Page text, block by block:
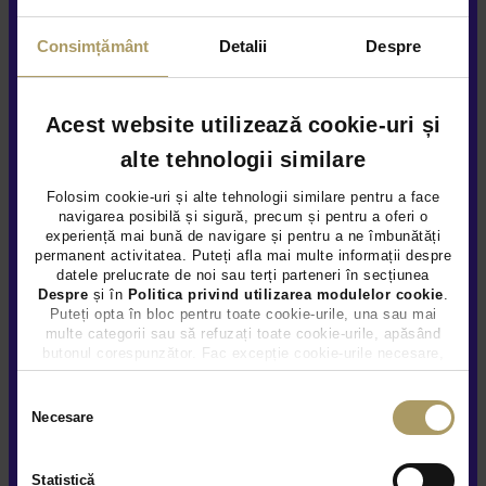
Consimțământ Detalii Despre
Acest website utilizează cookie-uri și
alte tehnologii similare
Folosim cookie-uri și alte tehnologii similare pentru a face
navigarea posibilă și sigură, precum și pentru a oferi o
experiență mai bună de navigare și pentru a ne îmbunătăți
permanent activitatea. Puteți afla mai multe informații despre
datele prelucrate de noi sau terți parteneri în secțiunea
Despre și în Politica privind utilizarea modulelor cookie.
Puteți opta în bloc pentru toate cookie-urile, una sau mai
multe categorii sau să refuzați toate cookie-urile, apăsând
butonul corespunzător. Fac excepție cookie-urile necesare,
care sunt activate automat, conform legislației în vigoare.
Necesare
Statistică
Hybrid Plug-In (benz)
66.724Km 2022
Vezi detalii